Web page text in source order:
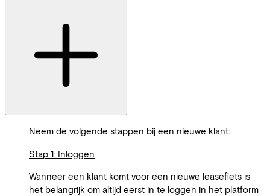
Neem de volgende stappen bij een nieuwe klant:
Stap 1: Inloggen
Wanneer een klant komt voor een nieuwe leasefiets is
het belangrijk om altijd eerst in te loggen in het platform